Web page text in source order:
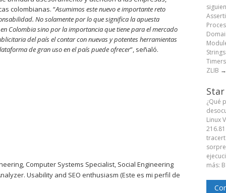
colombianas. “Asumimos este nuevo e importante reto
No solamente por lo que significa la apuesta
Colombia sino por la importancia que tiene para el mercado
del país el contar con nuevas y potentes herramientas
de gran uso en el país puede ofrecer”, señaló.
Computer Systems Specialist, Social Engineering
Usability and SEO enthusiasm (Este es mi perfil de
ZLIB →
¿Qué
Linux
tracert
más: